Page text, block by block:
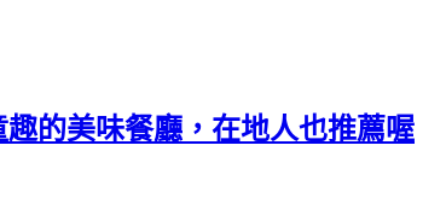
的美味餐廳，在地人也推薦喔